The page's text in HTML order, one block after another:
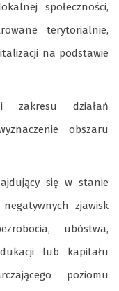
społeczności,
terytorialnie,
na podstawie
działań
obszaru
się w stanie
zjawisk
ubóstwa,
lub kapitału
poziomu